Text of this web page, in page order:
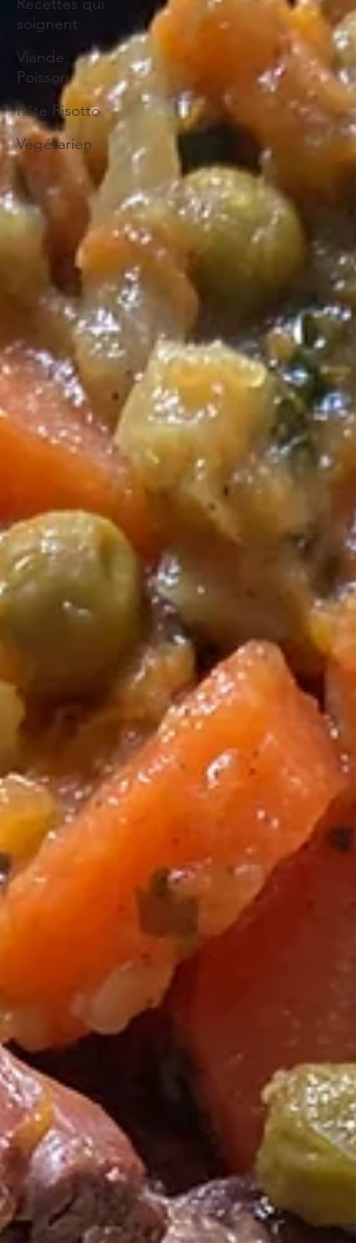
soignent
Viande
Poisson
Pâte Risotto
Végétarien